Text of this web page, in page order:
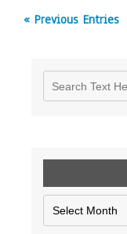
« Previous Entries
Arsip